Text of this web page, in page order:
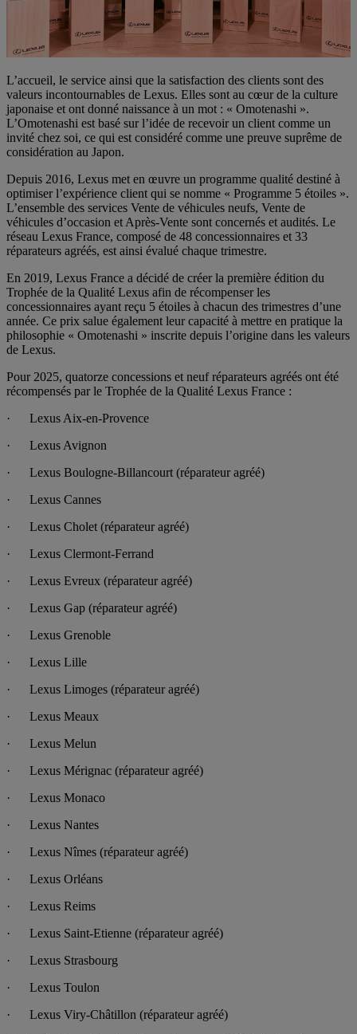
L’accueil, le service ainsi que la satisfaction des clients sont des
valeurs incontournables de Lexus. Elles sont au cœur de la culture
japonaise et ont donné naissance à un mot : « Omotenashi ».
L’Omotenashi est basé sur l’idée de recevoir un client comme un
invité chez soi, ce qui est considéré comme une preuve suprême de
considération au Japon.
Depuis 2016, Lexus met en œuvre un programme qualité destiné à
optimiser l’expérience client qui se nomme « Programme 5 étoiles ».
L’ensemble des services Vente de véhicules neufs, Vente de
véhicules d’occasion et Après-Vente sont concernés et audités. Le
réseau Lexus France, composé de 48 concessionnaires et 33
réparateurs agréés, est ainsi évalué chaque trimestre.
En 2019, Lexus France a décidé de créer la première édition du
Trophée de la Qualité Lexus afin de récompenser les
concessionnaires ayant reçu 5 étoiles à chacun des trimestres d’une
année. Ce prix salue également leur capacité à mettre en pratique la
philosophie « Omotenashi » inscrite depuis l’origine dans les valeurs
de Lexus.
Pour 2025, quatorze concessions et neuf réparateurs agréés ont été
récompensés par le Trophée de la Qualité Lexus France :
· Lexus Aix-en-Provence
· Lexus Avignon
· Lexus Boulogne-Billancourt (réparateur agréé)
· Lexus Cannes
· Lexus Cholet (réparateur agréé)
· Lexus Clermont-Ferrand
· Lexus Evreux (réparateur agréé)
· Lexus Gap (réparateur agréé)
· Lexus Grenoble
· Lexus Lille
· Lexus Limoges (réparateur agréé)
· Lexus Meaux
· Lexus Melun
· Lexus Mérignac (réparateur agréé)
· Lexus Monaco
· Lexus Nantes
· Lexus Nîmes (réparateur agréé)
· Lexus Orléans
· Lexus Reims
· Lexus Saint-Etienne (réparateur agréé)
· Lexus Strasbourg
· Lexus Toulon
· Lexus Viry-Châtillon (réparateur agréé)